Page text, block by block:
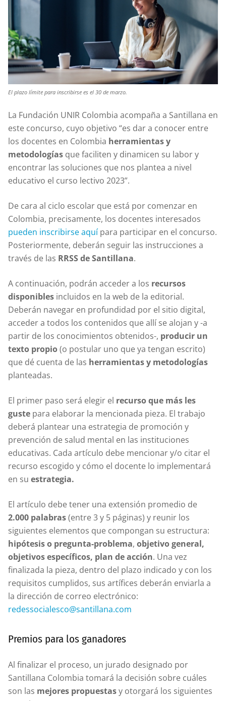
El plazo límite para inscribirse es el 30 de marzo.
La Fundación UNIR Colombia acompaña a Santillana en
este concurso, cuyo objetivo “es dar a conocer entre
los docentes en Colombia herramientas y
metodologías que faciliten y dinamicen su labor y
encontrar las soluciones que nos plantea a nivel
educativo el curso lectivo 2023”.
De cara al ciclo escolar que está por comenzar en
Colombia, precisamente, los docentes interesados
pueden inscribirse aquípara participar en el concurso.
Posteriormente, deberán seguir las instrucciones a
través de las RRSS de Santillana.
A continuación, podrán acceder a los recursos
disponibles incluidos en la web de la editorial.
Deberán navegar en profundidad por el sitio digital,
acceder a todos los contenidos que allí se alojan y -a
partir de los conocimientos obtenidos-, producir un
texto propio(o postular uno que ya tengan escrito)
que dé cuenta de las herramientas y metodologías
planteadas.
El primer paso será elegir el recurso que más les
guste para elaborar la mencionada pieza. El trabajo
deberá plantear una estrategia de promoción y
prevención de salud mental en las instituciones
educativas. Cada artículo debe mencionar y/o citar el
recurso escogido y cómo el docente lo implementará
en su estrategia.
El artículo debe tener una extensión promedio de
2.000 palabras(entre 3 y 5 páginas) y reunir los
siguientes elementos que compongan su estructura:
hipótesis o pregunta-problema, objetivo general,
objetivos específicos, plan de acción. Una vez
finalizada la pieza, dentro del plazo indicado y con los
requisitos cumplidos, sus artífices deberán enviarla a
la dirección de correo electrónico:
redessocialesco@santillana.com
Premios para los ganadores
Al finalizar el proceso, un jurado designado por
Santillana Colombia tomará la decisión sobre cuáles
son las mejores propuestasy otorgará los siguientes